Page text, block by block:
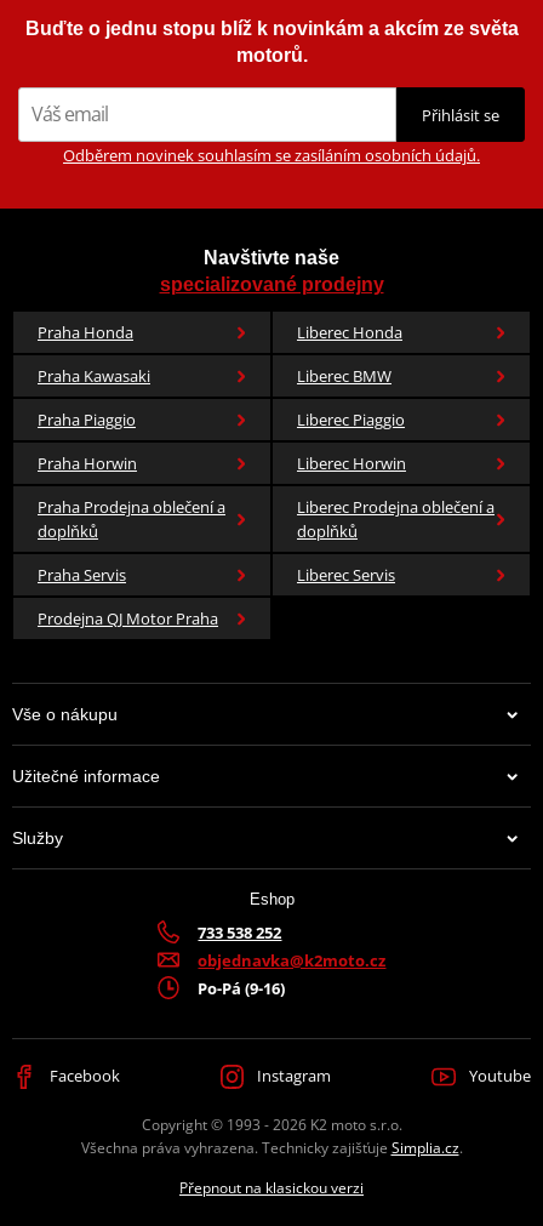
Buďte o jednu stopu blíž k novinkám a akcím ze světa
motorů.
Přihlásit se
Odběrem novinek souhlasím se zasíláním osobních údajů.
Navštivte naše
specializované prodejny
Praha Honda
Liberec Honda
Praha Kawasaki
Liberec BMW
Praha Piaggio
Liberec Piaggio
Praha Horwin
Liberec Horwin
Praha Prodejna oblečení a
doplňků
Liberec Prodejna oblečení a
doplňků
Praha Servis
Liberec Servis
Prodejna QJ Motor Praha
Vše o nákupu
Užitečné informace
Služby
Eshop
733 538 252
objednavka@k2moto.cz
Po-Pá (9-16)
Facebook Instagram Youtube
Copyright © 1993 - 2026 K2 moto s.r.o.
Všechna práva vyhrazena. Technicky zajišťuje Simplia.cz.
Přepnout na klasickou verzi